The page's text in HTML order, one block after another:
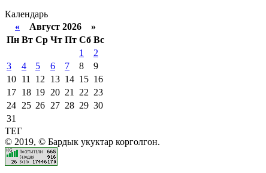
Календарь
« Август 2026 »
Пн Вт Ср Чт Пт Сб Вс
1
2
3
4 5 6 7 8
9
10 11 12 13 14 15 16
17 18 19 20 21 22 23
24 25 26 27 28 29 30
31
ТЕГ
© 2019, © Бардык укуктар корголгон.